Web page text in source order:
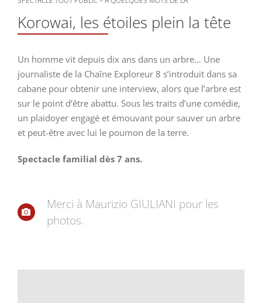
Korowai, les étoiles plein la tête
Un homme vit depuis dix ans dans un arbre… Une
journaliste de la Chaîne Exploreur 8 s’introduit dans sa
cabane pour obtenir une interview, alors que l’arbre est
sur le point d’être abattu. Sous les traits d’une comédie,
un plaidoyer engagé et émouvant pour sauver un arbre
et peut-être avec lui le poumon de la terre.
Spectacle familial dès 7 ans.
Merci à Maurizio GIULIANI pour les
photos.